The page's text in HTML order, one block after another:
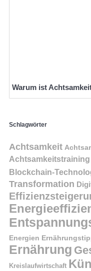
Warum ist
Schlagwörter
Achtsamkeit
Achtsamkeitstraining
Blockchain-
Transformation
Energien
Ernährung
Kreislaufwirtschaft